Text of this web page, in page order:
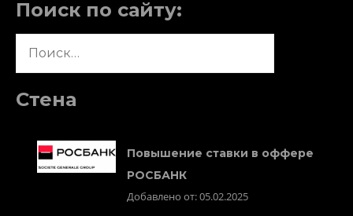
Поиск по сайту:
Стена
Повышение ставки в оффере
РОСБАНК
Добавлено от: 05.02.2025